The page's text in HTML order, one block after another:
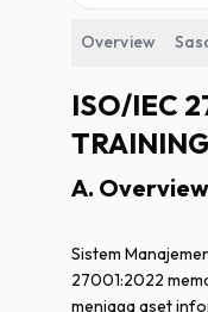
Overview
ISO/IEC
A. Overview
Sistem
27001:2022
menjaga aset